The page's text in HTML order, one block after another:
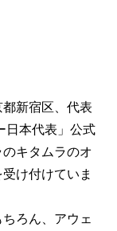
新宿区、代表
日本代表」公式
キタムラのオ
け付けていま
ろん、アウェ